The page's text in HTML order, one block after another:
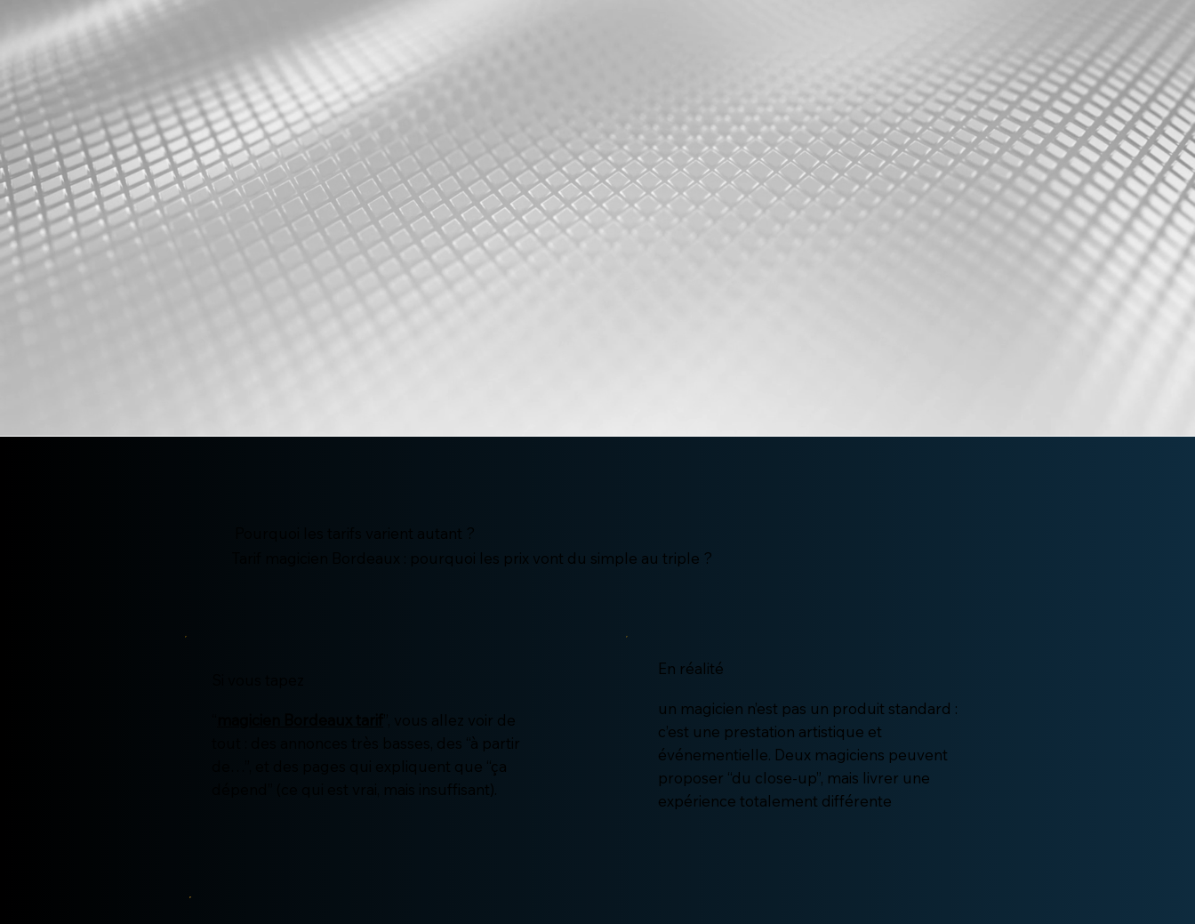
Pourquoi les tarifs varient autant ?
Tarif magicien Bordeaux : pourquoi les prix vont du simple au triple ?
”, vous allez voir de
tout : des annonces très basses, des “à partir
de…”, et des pages qui expliquent que “ça
dépend” (ce qui est vrai, mais insuffisant).
En réalité
un magicien n’est pas un produit standard :
c’est une prestation artistique et
événementielle. Deux magiciens peuvent
proposer “du close-up”, mais livrer une
expérience totalement différente